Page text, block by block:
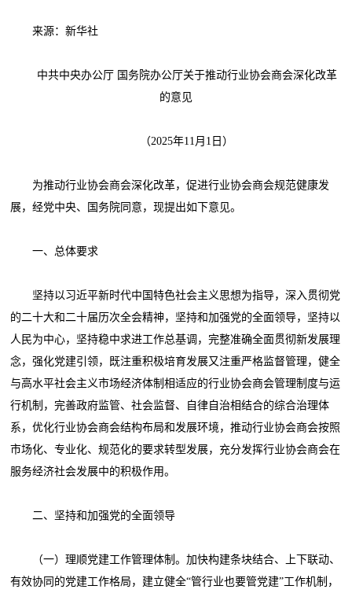
来源：新华社
中共中央办公厅 国务院办公厅关于推动行业协会商会深化改革
的意见
（2025年11月1日）
为推动行业协会商会深化改革，促进行业协会商会规范健康发
展，经党中央、国务院同意，现提出如下意见。
一、总体要求
坚持以习近平新时代中国特色社会主义思想为指导，深入贯彻党
的二十大和二十届历次全会精神，坚持和加强党的全面领导，坚持以
人民为中心，坚持稳中求进工作总基调，完整准确全面贯彻新发展理
念，强化党建引领，既注重积极培育发展又注重严格监督管理，健全
与高水平社会主义市场经济体制相适应的行业协会商会管理制度与运
行机制，完善政府监管、社会监督、自律自治相结合的综合治理体
系，优化行业协会商会结构布局和发展环境，推动行业协会商会按照
市场化、专业化、规范化的要求转型发展，充分发挥行业协会商会在
服务经济社会发展中的积极作用。
二、坚持和加强党的全面领导
（一）理顺党建工作管理体制。加快构建条块结合、上下联动、
有效协同的党建工作格局，建立健全“管行业也要管党建”工作机制，